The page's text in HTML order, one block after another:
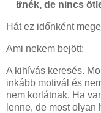
Írnék, de nincs
Hát ez időnként
Ami nekem bejött:
A kihívás keresés.
inkább motivál és
nem korlátnak. Ha
lenne, de most